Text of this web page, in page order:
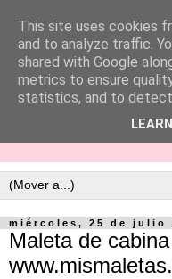
miércoles, 25 de julio
Maleta de
This site uses cookies
and to analyze traffic.
shared with Google
metrics to ensure
statistics, and to detect